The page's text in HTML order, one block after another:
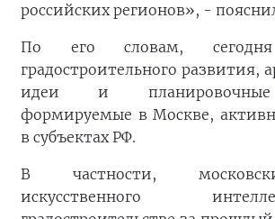
российских регионов», -
По его словам, сегодня
градостроительного развития,
идеи и
формируемые в Москве,
в субъектах РФ.
В частности,
искусственного